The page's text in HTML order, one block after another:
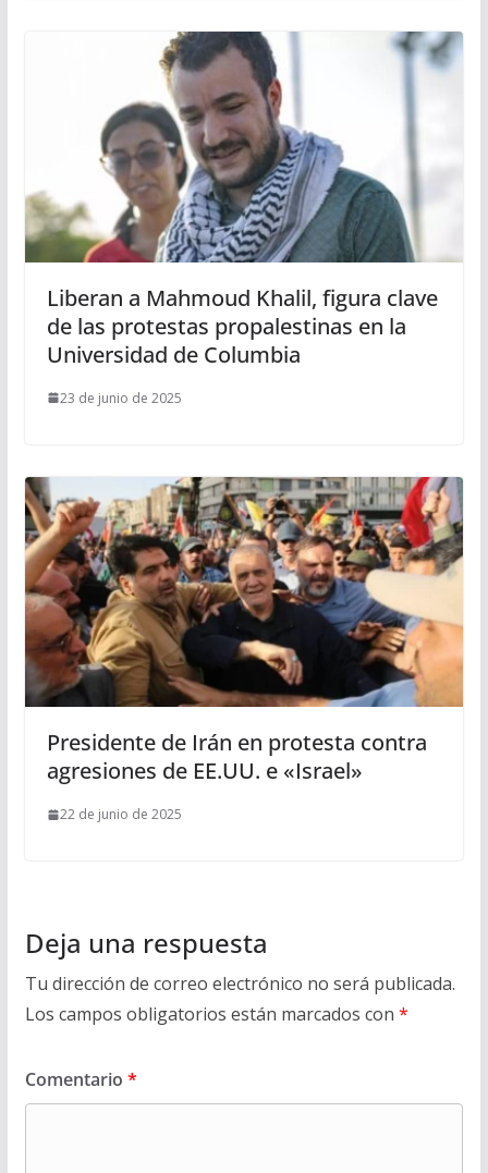
Liberan a Mahmoud Khalil, figura clave
de las protestas propalestinas en la
Universidad de Columbia
23 de junio de 2025
​Presidente de Irán en protesta contra
agresiones de EE.UU. e «Israel»
22 de junio de 2025
Deja una respuesta
Tu dirección de correo electrónico no será publicada.
Los campos obligatorios están marcados con *
Comentario *